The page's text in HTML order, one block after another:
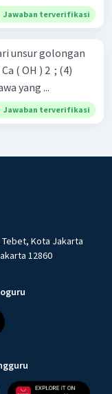
Jawaban terverifikasi
unsur golongan
4. ​ 2 H 2 ​ O . Senyawa yang ...
Jawaban terverifikasi
Tebet, Kota Jakarta
12860